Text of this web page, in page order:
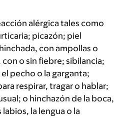
alérgica tales como
picazón; piel
con ampollas o
o sin fiebre; sibilancia;
pecho o la garganta;
respirar, tragar o hablar;
o hinchazón de la boca,
la lengua o la